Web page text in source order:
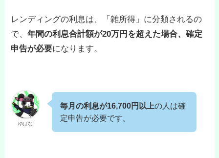
レンディングの利息は、「雑所得」に分類されるの
で、年間の利息合計額が20万円を超えた場合、確定
申告が必要になります。
ゆはな
毎月の利息が16,700円以上の人は確
定申告が必要です。